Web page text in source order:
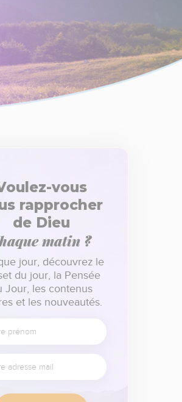
vous
rapprocher
de Dieu
matin ?
jour, découvrez le
du jour, la Pensée
Jour, les contenus
et les nouveautés.